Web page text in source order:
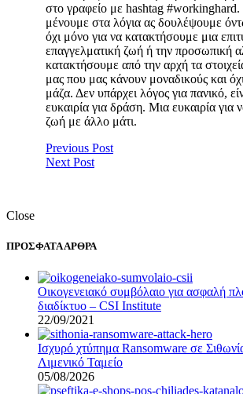
στο γραφείο με hashtag
μένουμε στα λόγια ας δουλέψουμε
όχι μόνο για να κατακτήσουμε μια
επαγγελματική ζωή ή την προσωπική
κατακτήσουμε από την αρχή τα
μας που μας κάνουν μοναδικούς και
μάζα. Δεν υπάρχει λόγος για πανικό,
ευκαιρία για δράση. Μια ευκαιρία για
ζωή με άλλο μάτι.
Previous Post
Next Post
Close
ΠΡΟΣΦΑΤΑ ΑΡΘΡΑ
Οικογενειακό συμβόλαιο για ασφαλή
διαδίκτυο – CSI Institute
22/09/2021
Ισχυρό χτύπημα Ransomware σε
Λιμενικό Ταμείο
05/08/2026